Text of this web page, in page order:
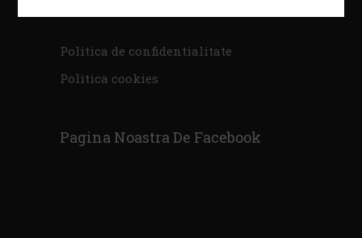
Politica de confidentialitate
Politica cookies
Pagina Noastra De Facebook